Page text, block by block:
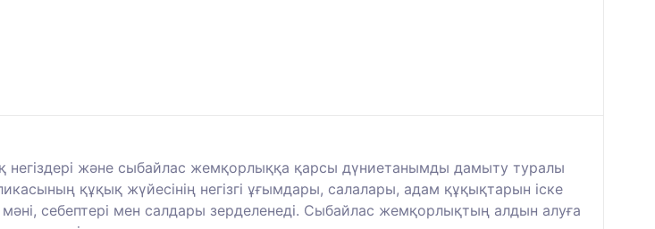
негіздері және сыбайлас жемқорлыққа қарсы дүниетанымды дамыту туралы
құқық жүйесінің негізгі ұғымдары, салалары, адам құқықтарын іске
себептері мен салдары зерделенеді. Сыбайлас жемқорлықтың алдын алуға